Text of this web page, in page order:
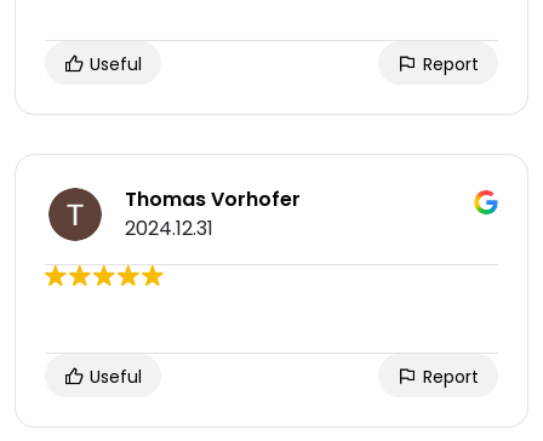
Useful Report
Thomas Vorhofer
2024.12.31
Useful Report